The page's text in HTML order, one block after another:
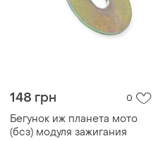
148 грн 0
Бегунок иж планета мото
(бсз) модуля зажигания